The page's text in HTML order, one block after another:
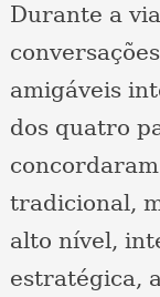
Durante a
amigáveis
dos quatro
tradicional,
alto nível,
estratégica,